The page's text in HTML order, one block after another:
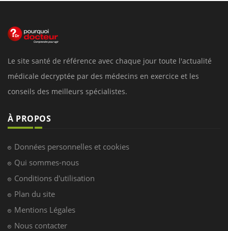
Le site santé de référence avec chaque jour toute l'actualité
médicale decryptée par des médecins en exercice et les
conseils des meilleurs spécialistes.
À PROPOS
Données personnelles et cookies
Qui sommes-nous
Conditions d'utilisation
Plan du site
Mentions Légales
Nous contacter